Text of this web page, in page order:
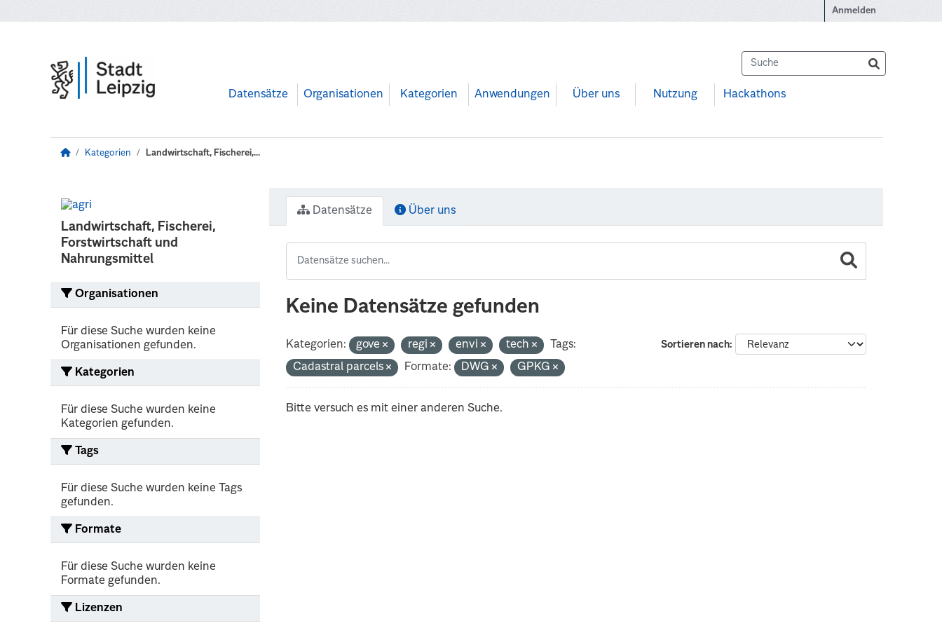
Anmelden
Datensätze Organisationen Kategorien Anwendungen Über uns Nutzung Hackathons
Kategorien Landwirtschaft, Fischerei,...
Landwirtschaft, Fischerei,
Forstwirtschaft und
Nahrungsmittel
Organisationen
Für diese Suche wurden keine
Organisationen gefunden.
Kategorien
Für diese Suche wurden keine
Kategorien gefunden.
Tags
Für diese Suche wurden keine Tags
gefunden.
Formate
Für diese Suche wurden keine
Formate gefunden.
Lizenzen
Datensätze Über uns
Keine Datensätze gefunden
Sortieren nach
Kategorien: gove regi envi tech
Tags:
Cadastral parcels
Formate: DWG GPKG
Bitte versuch es mit einer anderen Suche.